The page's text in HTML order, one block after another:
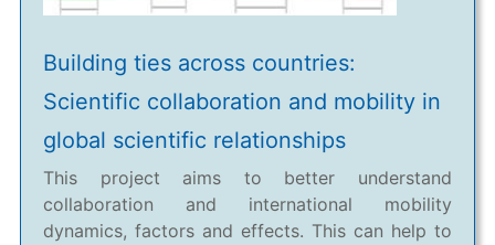
Building ties across countries:
Scientific collaboration and mobility in
global scientific relationships
This project aims to better understand
collaboration and international mobility
dynamics, factors and effects. This can help to